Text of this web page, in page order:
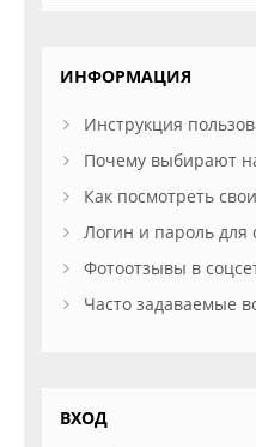
ИНФОРМАЦИЯ
Инструкция
Почему выбирают
Как посмотреть
Логин и пароль для
Фотоотзывы в
Часто задаваемые
ВХОД